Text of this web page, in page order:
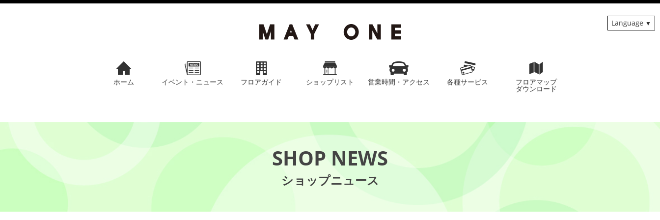
ホーム イベント・ニュース フロアガイド ショップリスト 営業時間・アクセス 各種サービス フロアマップ
ダウンロード
Language
SHOP NEWS